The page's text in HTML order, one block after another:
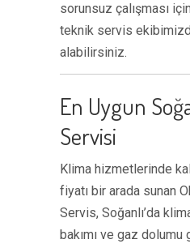
sorunsuz çalışması
teknik servis
alabilirsiniz.
En Uygun
Servisi
Klima hizmetlerinde
fiyatı bir arada sunan
Servis, Soğanlı’da
bakımı ve gaz